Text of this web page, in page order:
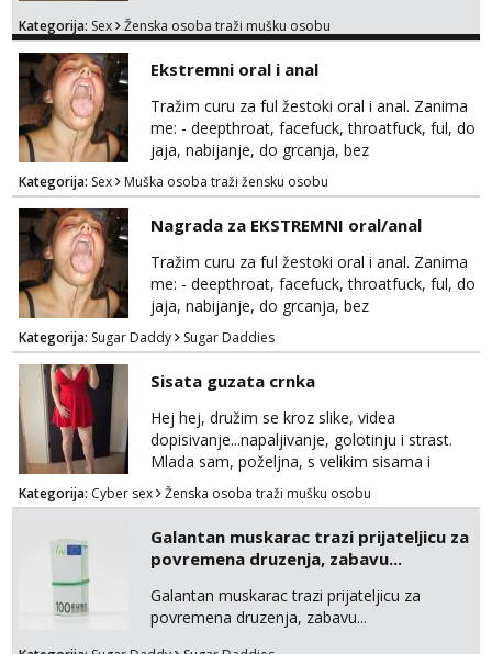
trazim puno samo malo njeznosti i
poljupce po tijelu koji me jako
pale,obozavam kad muskarac preuzme
kontrolu . javi se :) Klikni na link ispod i nadji
me tamo, cekam te!
Kategorija: Sex Ženska osoba traži mušku osobu
Ekstremni oral i anal
Tražim curu za ful žestoki oral i anal. Zanima
me: - deepthroat, facefuck, throatfuck, ful, do
jaja, nabijanje, do grcanja, bez
ograničavanja... - fisting (ili big insertions),
gaping, DAP/TAP, prolapse, sirenje... Ako
možeš nešto od toga i spremna si, javi se.
Kategorija: Sex Muška osoba traži žensku osobu
Nagrada za EKSTREMNI oral/anal
Tražim curu za ful žestoki oral i anal. Zanima
me: - deepthroat, facefuck, throatfuck, ful, do
jaja, nabijanje, do grcanja, bez
ograničavanja... - fisting (ili big insertions),
gaping, DAP/TAP, prolapse, sirenje... Ako
možeš nešto od toga i spremna si, javi se.
Nagrada po želji (od 500€ naviše, ovisi o
tome sto možeš)
Kategorija: Sugar Daddy Sugar Daddies
Sisata guzata crnka
Hej hej, družim se kroz slike, videa
dopisivanje...napaljivanje, golotinju i strast.
Mlada sam, poželjna, s velikim sisama i
guzom. 😉 Kontakt: Telegram: nebojezuto
Google chat/Gmail smmaprivatni@gmail.com
Kategorija: Cyber sex Ženska osoba traži mušku osobu
Galantan muskarac trazi prijateljicu za
povremena druzenja, zabavu...
Galantan muskarac trazi prijateljicu za
povremena druzenja, zabavu...